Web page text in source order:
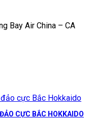
Bay Air China – CA
CỰC BẮC HOKKAIDO